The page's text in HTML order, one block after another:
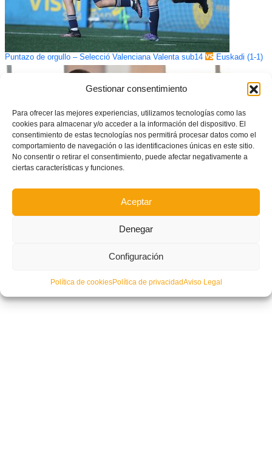
Gestionar consentimiento
Para ofrecer las mejores experiencias, utilizamos tecnologías como las
cookies para almacenar y/o acceder a la información del dispositivo. El
consentimiento de estas tecnologías nos permitirá procesar datos como el
comportamiento de navegación o las identificaciones únicas en este sitio.
No consentir o retirar el consentimiento, puede afectar negativamente a
ciertas características y funciones.
Aceptar
Denegar
Configuración
Política de cookiesPolítica de privacidadAviso Legal
Puntazo de orgullo – Selecció Valenciana Valenta sub14 Euskadi (1-1)
Primera convocatoria de Sergio Calduch en la Selecció sub16 de futsal